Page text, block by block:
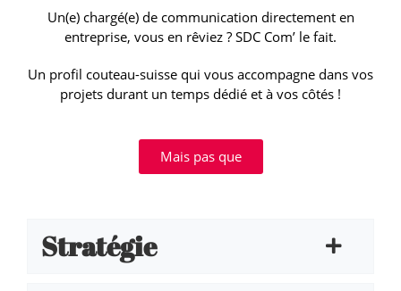
Un(e) chargé(e) de communication directement en
entreprise, vous en rêviez ? SDC Com’ le fait.
Un profil couteau-suisse qui vous accompagne dans vos
projets durant un temps dédié et à vos côtés !
Mais pas que
Stratégie